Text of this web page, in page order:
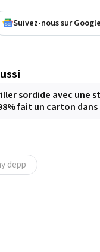
Suivez-nous sur Google
sordide avec une
fait un carton dans
depp